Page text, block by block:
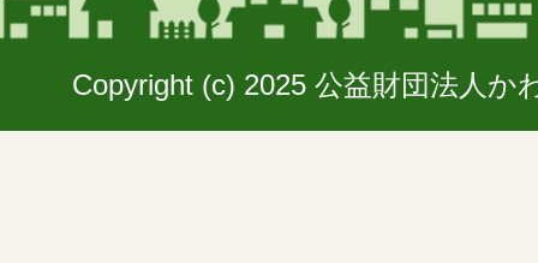
Copyright (c) 2025 公益財団法人か